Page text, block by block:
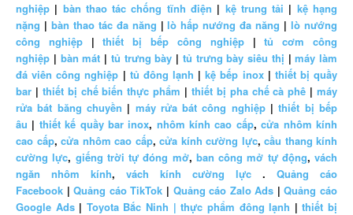
nghiệp | bàn thao tác chống tĩnh điện | kệ trung tải | kệ hạng
nặng | bàn thao tác đa năng |lò hấp nướng đa năng |lò nướng
công nghiệp|thiết bị bếp công nghiệp|tủ cơm công
nghiệp | bàn mát | tủ trưng bày | tủ trưng bày siêu thị |máy làm
đá viên công nghiệp | tủ đông lạnh |kệ bếp inox| thiết bị quầy
bar | thiết bị chế biến thực phẩm | thiết bị pha chế cà phê | máy
rửa bát băng chuyền | máy rửa bát công nghiệp|thiết bị bếp
âu | thiết kế quầy bar inox, nhôm kính cao cấp,cửa nhôm kính
cao cấp, cửa nhôm cao cấp, cửa kính cường lực, cầu thang kính
cường lực, giếng trời tự đóng mở, ban công mở tự động, vách
ngăn nhôm kính, vách kính cường lực . Quảng cáo
Facebook |Quảng cáo TikTok | Quảng cáo Zalo Ads |Quảng cáo
Google Ads| Toyota Bắc Ninh | thực phẩm đông lạnh |thiết bị